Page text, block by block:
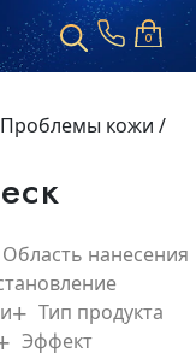
0
Проблемы кожи /
Область нанесения
Тип продукта
Эффект